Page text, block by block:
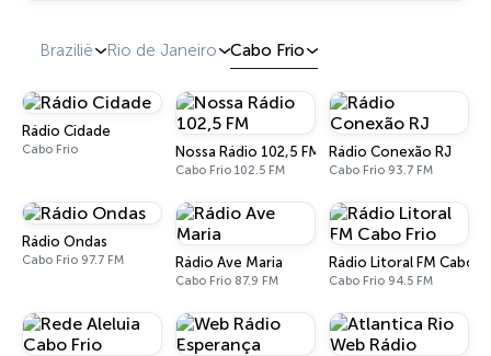
Brazilië Rio de Janeiro Cabo Frio
Rádio Cidade
Cabo Frio Nossa Rádio 102,5 FM
Cabo Frio 102.5 FM
Rádio Conexão RJ
Cabo Frio 93.7 FM
Rádio Ondas
Cabo Frio 97.7 FM Rádio Ave Maria
Cabo Frio 87.9 FM
Rádio Litoral FM Cabo
Cabo Frio 94.5 FM